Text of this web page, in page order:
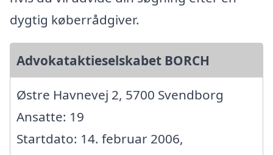
dygtig køberrådgiver.
Advokataktieselskabet BORCH
Østre Havnevej 2, 5700 Svendborg
Ansatte: 19
Startdato: 14. februar 2006,